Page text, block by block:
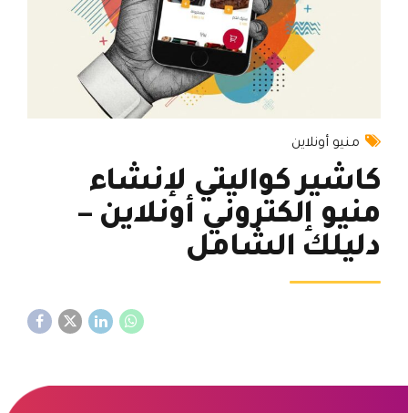
منيو أونلاين
كاشير كواليتي لإنشاء
منيو إلكتروني أونلاين –
دليلك الشامل